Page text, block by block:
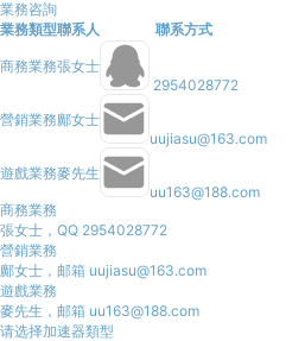
業務咨詢
業務類型聯系人 聯系方式
商務業務張女士
2954028772
營銷業務鄺女士
uujiasu@163.com
遊戲業務麥先生
uu163@188.com
商務業務
張女士，QQ 2954028772
營銷業務
鄺女士，邮箱 uujiasu@163.com
遊戲業務
麥先生，邮箱 uu163@188.com
请选择加速器類型